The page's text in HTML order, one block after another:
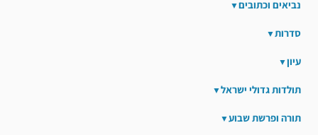
נביאים וכתובים
סדרות
עיון
תולדות גדולי ישראל
תורה ופרשת שבוע